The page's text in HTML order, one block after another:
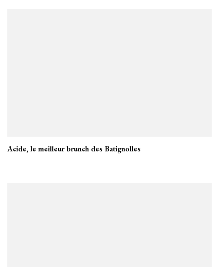
Acide, le meilleur brunch des Batignolles